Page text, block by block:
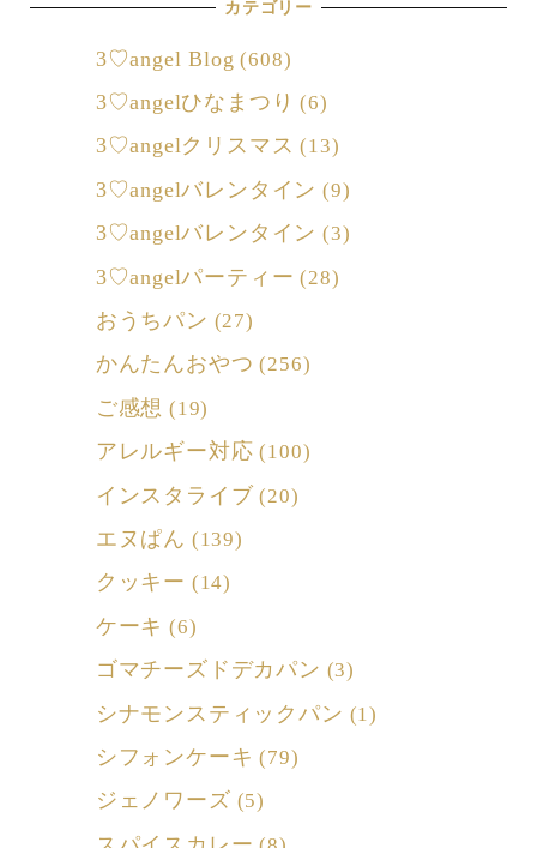
カテゴリー
3♡angel Blog (608)
3♡angelひなまつり (6)
3♡angelクリスマス (13)
3♡angelバレンタイン (9)
3♡angelバレンタイン (3)
3♡angelパーティー (28)
おうちパン (27)
かんたんおやつ (256)
ご感想 (19)
アレルギー対応 (100)
インスタライブ (20)
エヌぱん (139)
クッキー (14)
ケーキ (6)
ゴマチーズドデカパン (3)
シナモンスティックパン (1)
シフォンケーキ (79)
ジェノワーズ (5)